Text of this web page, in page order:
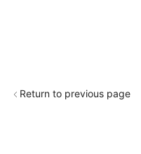
Return to previous page